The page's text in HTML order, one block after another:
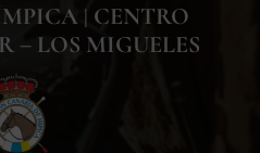
| CENTRO
– LOS MIGUELES